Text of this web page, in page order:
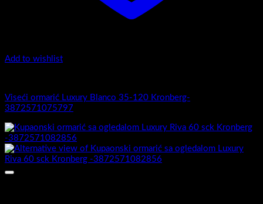
Add to wishlist
Viseći ormarić Luxury Blanco 35-120 Kronberg-
3872571075797